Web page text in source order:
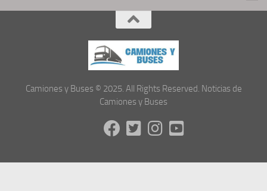
Camiones y Buses © 2025. All Rights Reserved. Noticias de
Camiones y Buses